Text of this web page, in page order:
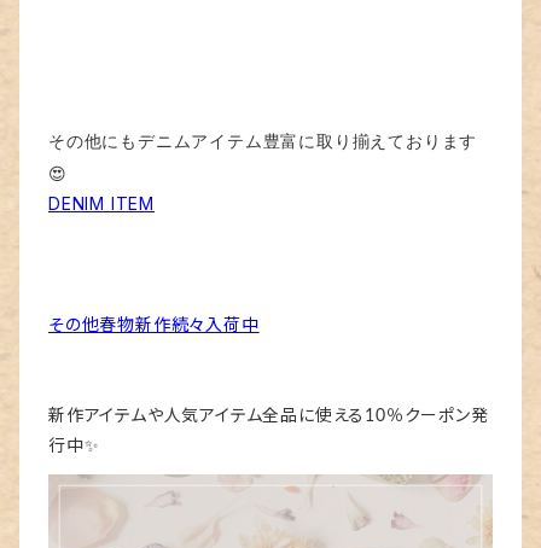
その他にもデニムアイテム豊富に取り揃えております
😍
DENIM ITEM
その他春物新作続々入荷中
新作アイテムや人気アイテム全品に使える10％クーポン発
行中✨